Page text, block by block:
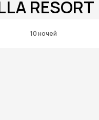
RESORT
10 ночей